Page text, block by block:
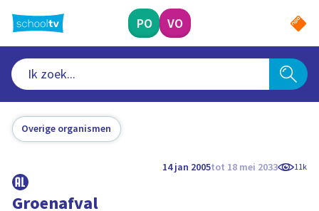
naar
hoofdinhoud
PO VO
Overige organismen
14 jan 2005tot 18 mei 2033 11k
Groenafval